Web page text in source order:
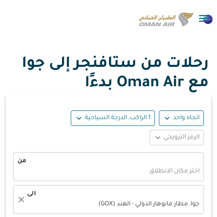

رحلات من ستافنجر إلى جوا
مع Oman Air بدءًا
اتجاه واحد expand_more 1 الراكب, الدرجة السياحية expand_more
الرمز الترويجي expand_more
من
اختر مكان الانطلاق
الى
جوا، مطار مانوهار الدولي - الهند (GOX)
close